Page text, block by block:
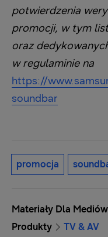
potwierdzenia
promocji, w tym
oraz
w regulaminie na
https://
soundbar
promocja
Materiały Dla Mediów
Produkty
TV & AV